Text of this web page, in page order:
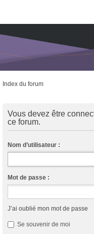
Index du forum
Vous devez être
ce forum.
Nom d’utilisateur :
Mot de passe :
J’ai oublié mon mot de passe
Se souvenir de moi